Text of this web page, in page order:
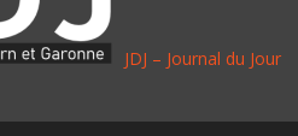
JDJ – Journal du Jour